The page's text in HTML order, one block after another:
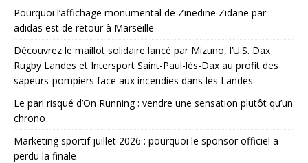
Pourquoi l’affichage monumental de Zinedine Zidane par
adidas est de retour à Marseille
Découvrez le maillot solidaire lancé par Mizuno, l’U.S. Dax
Rugby Landes et Intersport Saint-Paul-lès-Dax au profit des
sapeurs-pompiers face aux incendies dans les Landes
Le pari risqué d’On Running : vendre une sensation plutôt qu’un
chrono
Marketing sportif juillet 2026 : pourquoi le sponsor officiel a
perdu la finale